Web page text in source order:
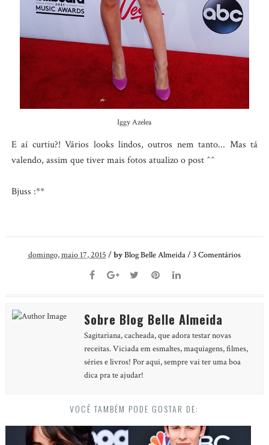
Iggy Azelea
E aí curtiu?! Vários looks lindos, outros nem tanto... Mas tá
valendo, assim que tiver mais fotos atualizo o post ^^
Bjuss :**
domingo, maio 17, 2015 /byBlog Belle Almeida/3Comentários
Sobre Blog Belle Almeida
Sagitariana, cacheada, que adora testar novas
receitas. Viciada em esmaltes, maquiagens, filmes,
séries e livros! Por aqui, sempre vai ter uma boa
dica pra te ajudar!
VOCÊ TAMBÉM PODE GOSTAR DE: